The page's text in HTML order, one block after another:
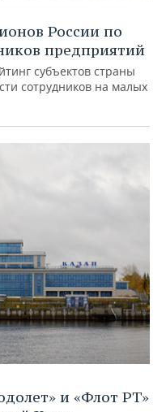
России по
предприятий
субъектов страны
сотрудников на малых
и «Флот РТ»